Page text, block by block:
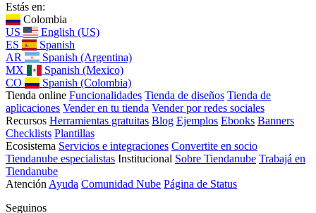
Estás en:
Colombia
US
English (US)
ES
Spanish
AR
Spanish (Argentina)
MX
Spanish (Mexico)
CO
Spanish (Colombia)
Tienda online Funcionalidades Tienda de diseños Tienda de
aplicaciones Vender en tu tienda Vender por redes sociales
Recursos Herramientas gratuitas Blog Ejemplos Ebooks Banners
Checklists Plantillas
Ecosistema Servicios e integraciones Convertite en socio
Tiendanube especialistas Institucional Sobre Tiendanube Trabajá en
Tiendanube
Atención Ayuda Comunidad Nube Página de Status
Seguinos